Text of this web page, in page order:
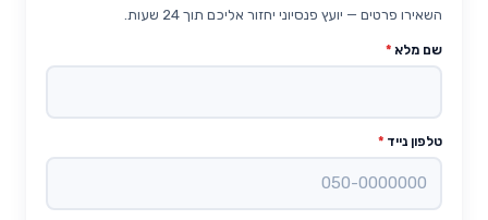
השאירו פרטים — יועץ פנסיוני יחזור אליכם תוך 24 שעות.
שם מלא *
טלפון נייד *